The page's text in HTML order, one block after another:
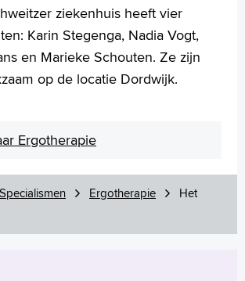
Tekstgrootte A+
Voorleesfunctie
Language
ziekenhuis heeft vier
Karin Stegenga, Nadia Vogt,
en Marieke Schouten. Ze zijn
op de locatie Dordwijk.
Ergotherapie
Specialismen Ergotherapie
Het